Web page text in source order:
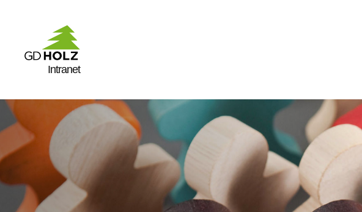
Intranet